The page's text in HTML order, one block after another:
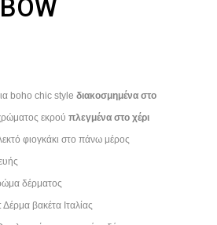
boho chic style διακοσμημένα στο
εκρού πλεγμένα στο χέρι
φιογκάκι στο πάνω μέρος
δέρματος
βακέτα Ιταλίας